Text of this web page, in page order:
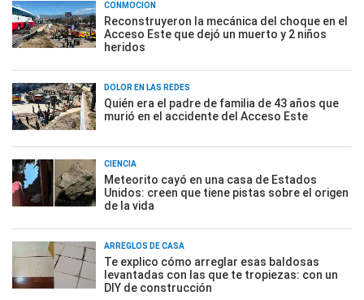
CONMOCIÓN
Reconstruyeron la mecánica del choque en el
Acceso Este que dejó un muerto y 2 niños
heridos
DOLOR EN LAS REDES
Quién era el padre de familia de 43 años que
murió en el accidente del Acceso Este
CIENCIA
Meteorito cayó en una casa de Estados
Unidos: creen que tiene pistas sobre el origen
de la vida
ARREGLOS DE CASA
Te explico cómo arreglar esas baldosas
levantadas con las que te tropiezas: con un
DIY de construcción